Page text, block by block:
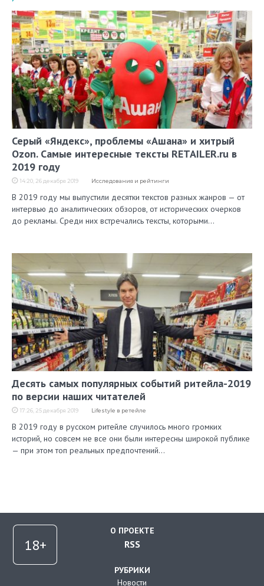
Серый «Яндекс», проблемы «Ашана» и хитрый
Ozon. Самые интересные тексты RETAILER.ru в
2019 году
14:20, 26 декабря 2019 Исследования и рейтинги
В 2019 году мы выпустили десятки текстов разных жанров — от
интервью до аналитических обзоров, от исторических очерков
до рекламы. Среди них встречались тексты, которыми…
Десять самых популярных событий ритейла-2019
по версии наших читателей
17:26, 25 декабря 2019 Lifestyle в ретейле
В 2019 году в русском ритейле случилось много громких
историй, но совсем не все они были интересны широкой публике
— при этом топ реальных предпочтений…
О ПРОЕКТЕ
RSS
РУБРИКИ
Новости